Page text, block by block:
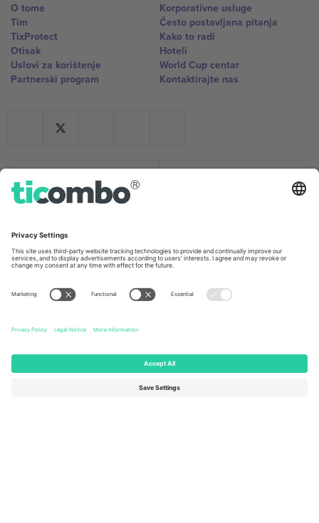
O tome
Tim
TixProtect
Otisak
Uslovi za korištenje
Partnerski program
Korporativne usluge
Često postavljana pitanja
Kako to radi
Hoteli
World Cup centar
Kontaktirajte nas
Germany
Berlin, Germany
United Kingdom
London, EC1V 1AW, United
United States
131 Continental Dr, Suite 305,
Newark, Delaware 19713, United
Dorfstrasse 52a, 6390
Engelberg, Switzerland